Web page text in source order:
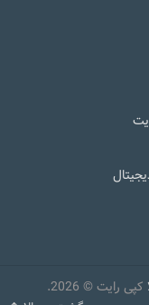
کپی رایت © 2026.